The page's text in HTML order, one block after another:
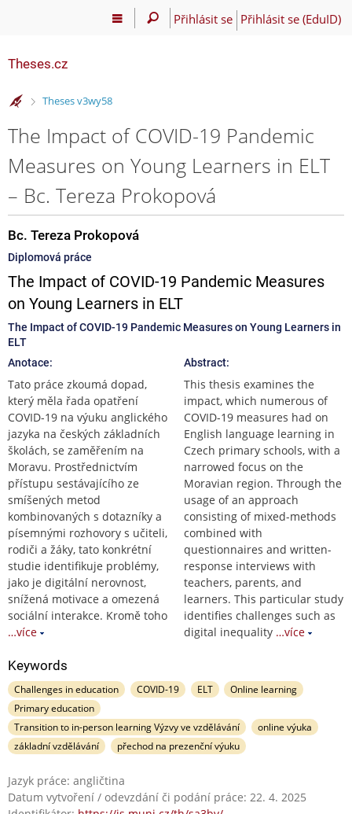
Přihlásit se Přihlásit se (EduID)
Theses.cz
>
Theses v3wy58
The Impact of COVID-19 Pandemic
Measures on Young Learners in ELT
– Bc. Tereza Prokopová
Bc. Tereza Prokopová
Diplomová práce
The Impact of COVID-19 Pandemic Measures
on Young Learners in ELT
The Impact of COVID-19 Pandemic Measures on Young Learners in
ELT
Anotace:
Tato práce zkoumá dopad,
který měla řada opatření
COVID-19 na výuku anglického
jazyka na českých základních
školách, se zaměřením na
Moravu. Prostřednictvím
přístupu sestávajícího ze
smíšených metod
kombinovaných s dotazníky a
písemnými rozhovory s učiteli,
rodiči a žáky, tato konkrétní
studie identifikuje problémy,
jako je digitální nerovnost,
snížená motivace a omezená
sociální interakce. Kromě toho
…více
Abstract:
This thesis examines the
impact, which numerous of
COVID-19 measures had on
English language learning in
Czech primary schools, with a
narrowed focus on the
Moravian region. Through the
usage of an approach
consisting of mixed-methods
combined with
questionnaires and written-
response interviews with
teachers, parents, and
learners. This particular study
identifies challenges such as
digital inequality …více
Keywords
Challenges in education COVID-19 ELT
Online learning
Primary education
Transition to in-person learning Výzvy ve vzdělávání
online výuka
základní vzdělávání
přechod na prezenční výuku
Jazyk práce: angličtina
Datum vytvoření / odevzdání či podání práce: 22. 4. 2025